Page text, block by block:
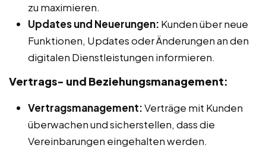
zu maximieren.
Updates und Neuerungen: Kunden über neue
Funktionen, Updates oder Änderungen an den
digitalen Dienstleistungen informieren.
Vertrags- und Beziehungsmanagement:
Vertragsmanagement:Verträge mit Kunden
überwachen und sicherstellen, dass die
Vereinbarungen eingehalten werden.